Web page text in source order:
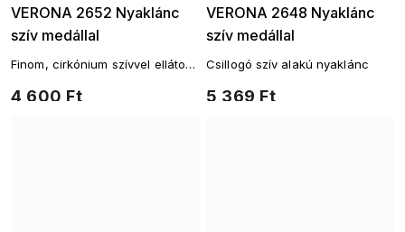
VERONA 2652 Nyaklánc
szív medállal
4 600 Ft
Finom, cirkónium szívvel ellátott
VERONA 2648 Nyaklánc
szív medállal
5 369 Ft
Csillogó szív alakú nyaklánc